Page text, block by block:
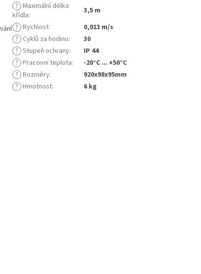
? Maximální délka
křídla:
3,5 m
? Rychlost:
0,013 m/s
? Cyklů za hodinu:
30
? Stupeň ochrany:
IP 44
? Pracovní teplota:
-20°C ... +50°C
? Rozměry:
920x98x95mm
? Hmotnost: 6 kg